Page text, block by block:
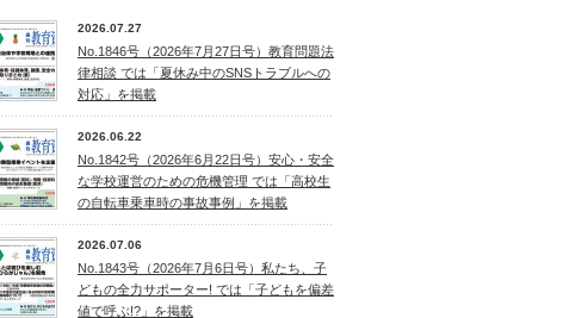
2026.07.27
No.1846号（2026年7月27日号）教育問題法
律相談 では「夏休み中のSNSトラブルへの
対応」を掲載
2026.06.22
No.1842号（2026年6月22日号）安心・安全
な学校運営のための危機管理 では「高校生
の自転車乗車時の事故事例」を掲載
2026.07.06
No.1843号（2026年7月6日号）私たち、子
どもの全力サポーター! では「子どもを偏差
値で呼ぶ!?」を掲載